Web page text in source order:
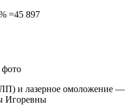
=45 897
и лазерное омоложение —
Игоревны